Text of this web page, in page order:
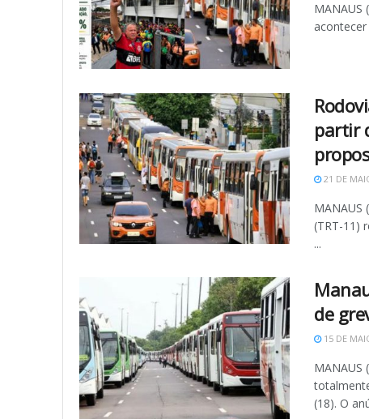
MANAUS
partir
21 DE
MANAUS
(TRT-11)
...
de
15 DE
MANAUS
(18). O